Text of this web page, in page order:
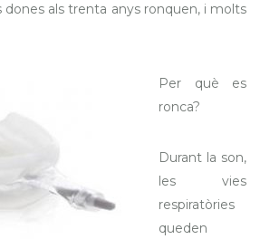
dones als trenta anys ronquen, i molts
Per què es
ronca?
Durant la son,
les vies
respiratòries
queden